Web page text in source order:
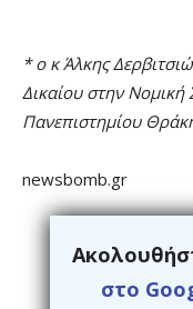
* ο κ Άλκης
Δικαίου στην Νομική
Πανεπιστημίου
newsbomb.gr
στο